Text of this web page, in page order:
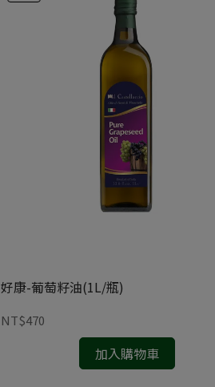
好康-葡萄籽油(1L/瓶)
NT$470
加入購物車